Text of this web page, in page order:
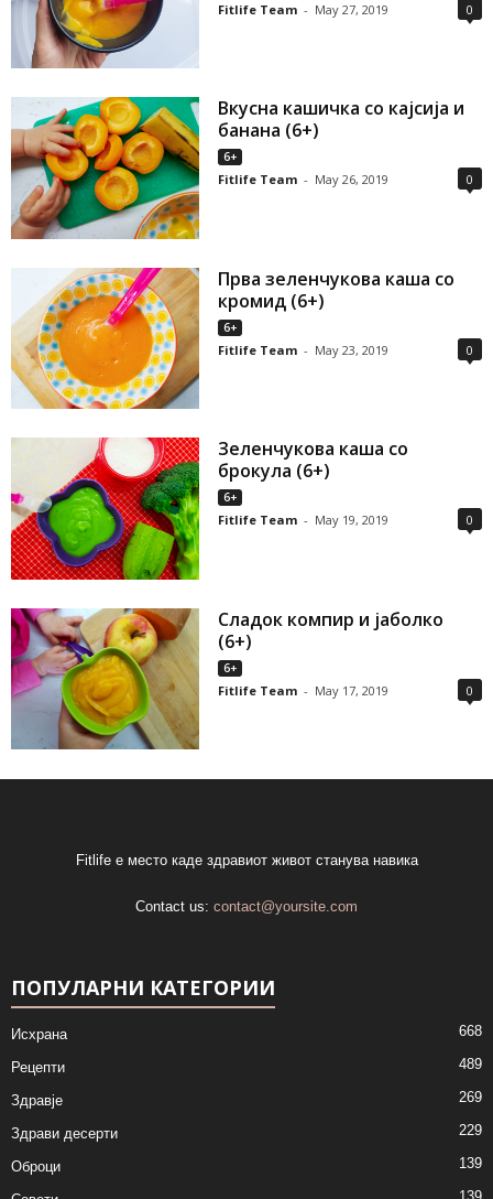
Fitlife Team - May 27, 2019 0
Вкусна кашичка со кајсија и
банана (6+)
6+
Fitlife Team - May 26, 2019 0
Прва зеленчукова каша со
кромид (6+)
6+
Fitlife Team - May 23, 2019 0
Зеленчукова каша со
брокула (6+)
6+
Fitlife Team - May 19, 2019 0
Сладок компир и јаболко
(6+)
6+
Fitlife Team - May 17, 2019 0
Fitlife е место каде здравиот живот станува навика
Contact us: contact@yoursite.com
ПОПУЛАРНИ КАТЕГОРИИ
Исхрана 668
Рецепти 489
Здравје 269
Здрави десерти 229
Оброци 139